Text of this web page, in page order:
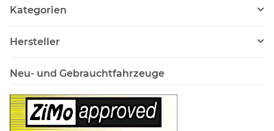
Kategorien
Hersteller
Neu- und Gebrauchtfahrzeuge